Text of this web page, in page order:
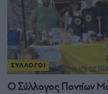
ΣΥΛΛΟΓΟΙ
Ο Σύλλογος Ποντίων